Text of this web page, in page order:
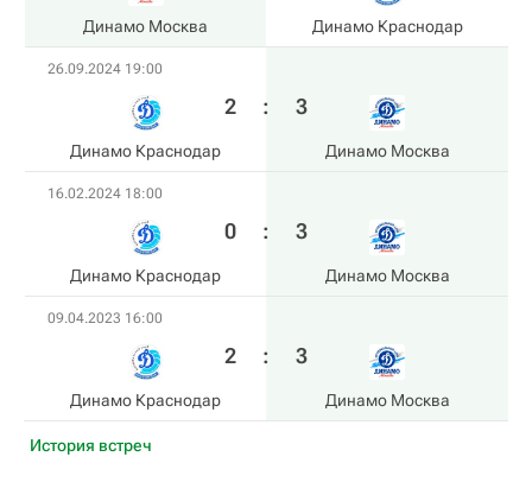
Динамо Москва Динамо Краснодар
26.09.2024 19:00
Динамо Краснодар
2 : 3
Динамо Москва
16.02.2024 18:00
Динамо Краснодар
0 : 3
Динамо Москва
09.04.2023 16:00
Динамо Краснодар
2 : 3
Динамо Москва
История встреч